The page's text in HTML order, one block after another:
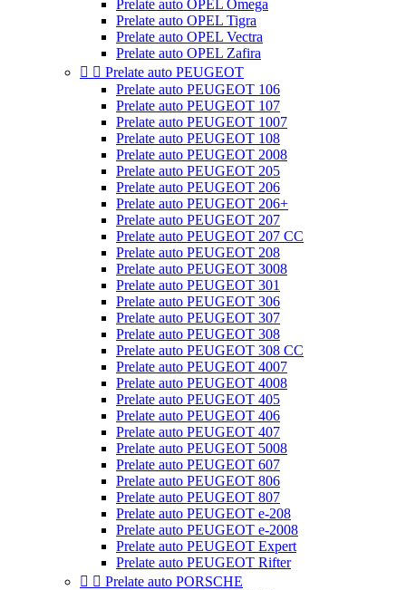
Prelate auto OPEL Omega
Prelate auto OPEL Tigra
Prelate auto OPEL Vectra
Prelate auto OPEL Zafira
  Prelate auto PEUGEOT
Prelate auto PEUGEOT 106
Prelate auto PEUGEOT 107
Prelate auto PEUGEOT 1007
Prelate auto PEUGEOT 108
Prelate auto PEUGEOT 2008
Prelate auto PEUGEOT 205
Prelate auto PEUGEOT 206
Prelate auto PEUGEOT 206+
Prelate auto PEUGEOT 207
Prelate auto PEUGEOT 207 CC
Prelate auto PEUGEOT 208
Prelate auto PEUGEOT 3008
Prelate auto PEUGEOT 301
Prelate auto PEUGEOT 306
Prelate auto PEUGEOT 307
Prelate auto PEUGEOT 308
Prelate auto PEUGEOT 308 CC
Prelate auto PEUGEOT 4007
Prelate auto PEUGEOT 4008
Prelate auto PEUGEOT 405
Prelate auto PEUGEOT 406
Prelate auto PEUGEOT 407
Prelate auto PEUGEOT 5008
Prelate auto PEUGEOT 607
Prelate auto PEUGEOT 806
Prelate auto PEUGEOT 807
Prelate auto PEUGEOT e-208
Prelate auto PEUGEOT e-2008
Prelate auto PEUGEOT Expert
Prelate auto PEUGEOT Rifter
  Prelate auto PORSCHE